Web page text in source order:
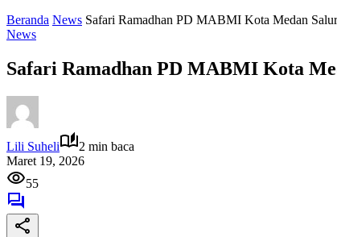
Beranda News Safari Ramadhan PD MABMI Kota Medan
News
Safari Ramadhan PD MABMI Kota
Lili Suheli
2 min baca
Maret 19, 2026
55